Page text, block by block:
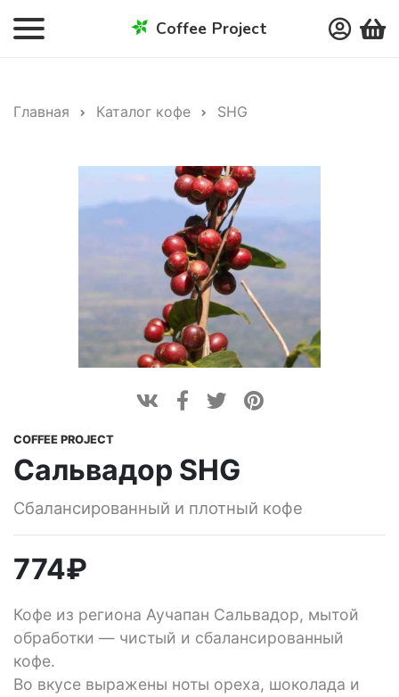
Coffee Project
Главная Каталог кофе SHG
COFFEE PROJECT
Сальвадор SHG
Сбалансированный и плотный кофе
774₽
Кофе из региона Аучапан Сальвадор, мытой
обработки — чистый и сбалансированный
кофе.
Во вкусе выражены ноты ореха, шоколада и